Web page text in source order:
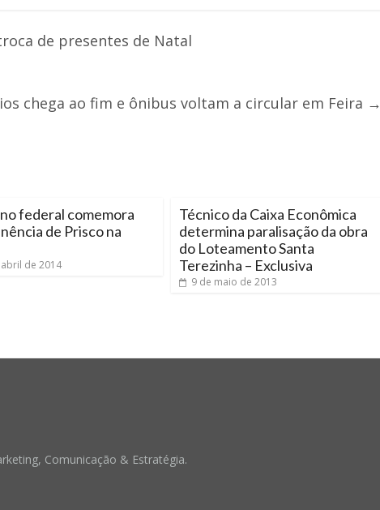
de presentes de Natal
chega ao fim e ônibus voltam a circular em Feira →
federal comemora
de Prisco na
de 2014
Técnico da Caixa Econômica
determina paralisação da obra
do Loteamento Santa
Terezinha – Exclusiva
9 de maio de 2013
Comunicação & Estratégia.